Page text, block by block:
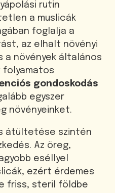
rutin
a muslicák
foglalja a
az elhalt növényi
növények általános
folyamatos
gondoskodás
egyszer
növényeinket.
átültetése szintén
Az öreg,
eséllyel
ezért érdemes
friss, steril földbe